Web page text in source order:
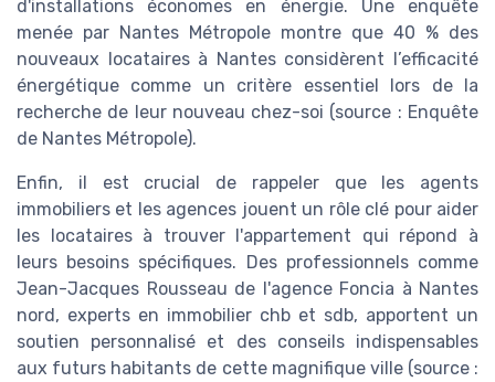
d'installations économes en énergie. Une enquête
menée par Nantes Métropole montre que 40 % des
nouveaux locataires à Nantes considèrent l’efficacité
énergétique comme un critère essentiel lors de la
recherche de leur nouveau chez-soi (source : Enquête
de Nantes Métropole).
Enfin, il est crucial de rappeler que les agents
immobiliers et les agences jouent un rôle clé pour aider
les locataires à trouver l'appartement qui répond à
leurs besoins spécifiques. Des professionnels comme
Jean-Jacques Rousseau de l'agence Foncia à Nantes
nord, experts en immobilier chb et sdb, apportent un
soutien personnalisé et des conseils indispensables
aux futurs habitants de cette magnifique ville (source :